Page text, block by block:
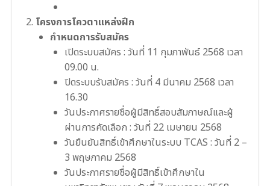
โครงการโควตาแหล่งฝึก
กำหนดการรับสมัคร
เปิดระบบสมัคร : วันที่ 11 กุมภาพันธ์ 2568 เวลา
09.00 น.
ปิดระบบรับสมัคร : วันที่ 4 มีนาคม 2568 เวลา
16.30
วันประกาศรายชื่อผู้มีสิทธิ์สอบสัมภาษณ์และผู้
ผ่านการคัดเลือก : วันที่ 22 เมษายน 2568
วันยืนยันสิทธิ์เข้าศึกษาในระบบ TCAS : วันที่ 2 –
3 พฤษภาคม 2568
วันประกาศรายชื่อผู้มีสิทธิ์เข้าศึกษาใน